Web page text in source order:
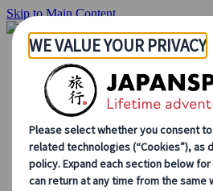
Skip to Main Content
Hjemmesiden
Reiser
Individuelle reiser
Gruppereiser
Kjør-selv ferie
Utflukter
Skreddersydde gruppereiser
Japan Rail Pass
Hvordan vi jobber
Om oss